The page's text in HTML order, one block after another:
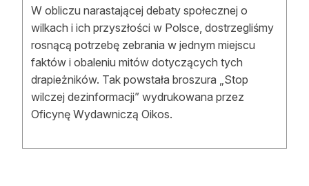
Reklama
Zostań autorem
Archiwum
Kontakt
W obliczu narastającej debaty społecznej o
wilkach i ich przyszłości w Polsce, dostrzegliśmy
rosnącą potrzebę zebrania w jednym miejscu
faktów i obaleniu mitów dotyczących tych
drapieżników. Tak powstała broszura „Stop
wilczej dezinformacji” wydrukowana przez
Oficynę Wydawniczą Oikos.